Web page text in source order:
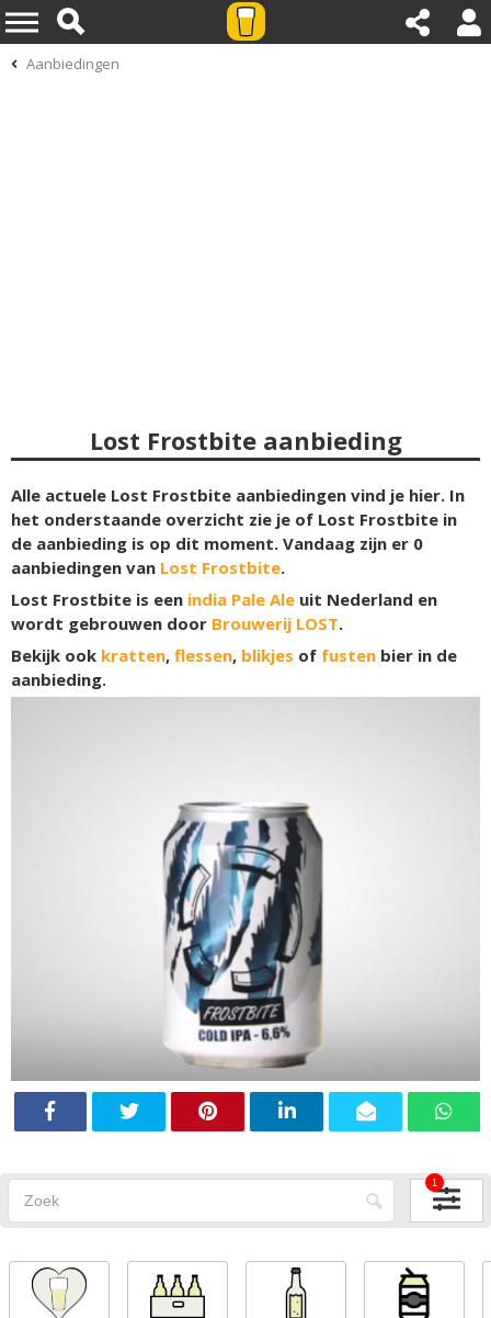
Aanbiedingen
Lost Frostbite aanbieding
Alle actuele Lost Frostbite aanbiedingen vind je hier. In
het onderstaande overzicht zie je of Lost Frostbite in
de aanbieding is op dit moment. Vandaag zijn er 0
aanbiedingen van Lost Frostbite.
Lost Frostbite is een india Pale Ale uit Nederland en
wordt gebrouwen door Brouwerij LOST.
Bekijk ook kratten, flessen, blikjes of fusten bier in de
aanbieding.
1